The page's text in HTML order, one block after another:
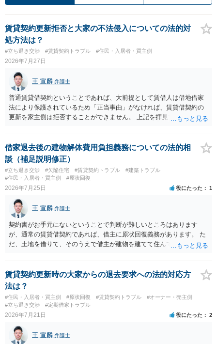
賃貸契約更新拒否と大家の不法侵入についての法的対
処方法は？
#立ち退き交渉 #賃貸契約トラブル #住民・入居者・買主側
2026年7月27日
王 宣麟 弁護士
普通賃貸借契約ということであれば、大前提として賃借人は借地借家
法により保護されているため「正当事由」がなければ、賃貸借契約の
更新を家主側は拒否することができません。 上記を拝見する限り、通
定期確認させてもらないこと」が直ちに正当事由に当たるとは思えま
せんので、更新拒絶を拒否される方向性でよろしいかと存じます。 そ
の交渉の中で、一定の金銭をもらえれば退去には応じる旨交渉をして
みるのはいかがでしょうか。 過去に賃借人の許可なく無断で賃貸人が
入室する行為自体は不法行為となり、また刑事的にも住居侵入罪が成
立する可能性がありますので、これを理由に一定の金銭賠償を求める
借家退去後の建物解体費用負担義務についての法的相
談（補足説明修正）
#立ち退き交渉 #欠陥住宅 #賃貸契約トラブル
#建築トラブル
#住民・入居者・買主側
#原状回復
2026年7月25日 役にたった 1
王 宣麟 弁護士
契約書がお手元にないということで判断が難しいところはあります
が、通常の賃貸借契約であれば、借主に原状回復義務があります。 た
だ、土地を借りて、そのうえで借主が建物を建てて住んでいたケース
であれば、建物を収去して土地を明渡す義務は原則生じないはずで
す。 その後、建物を平屋に立て替えた場合であっても、貸主の承諾を
得ているのであれば、単純に費用を捻出した側に平屋の所有権が帰属
する、という話になるわけでもないように思います。 そのため、現
状、解体費用を負担することが明確な案件ではないため、まずは相手
に請求の根拠（なぜ当方が平屋の解体費用を負担しなければならない
賃貸契約更新時の大家からの退去要求への法的対応方
法は？
#住民・入居者・買主側 #原状回復 #賃貸契約トラブル
#オーナー・売主側
#立ち退き交渉
#定期借家トラブル
2026年7月21日 役にたった 2
王 宣麟 弁護士